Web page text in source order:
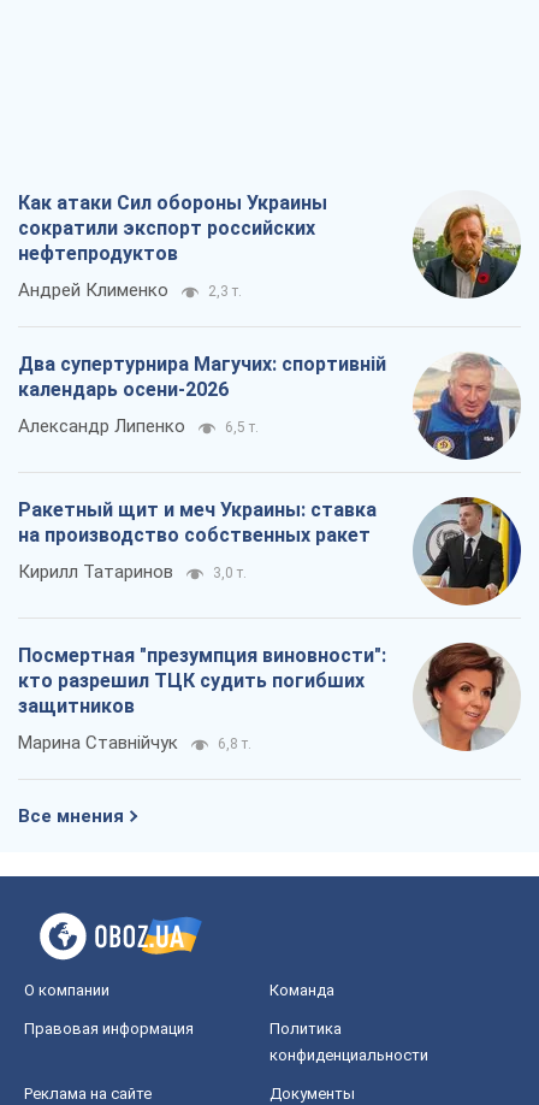
Как атаки Сил обороны Украины
сократили экспорт российских
нефтепродуктов
Андрей Клименко 2,3 т.
Два супертурнира Магучих: спортивній
календарь осени-2026
Александр Липенко 6,5 т.
Ракетный щит и меч Украины: ставка
на производство собственных ракет
Кирилл Татаринов 3,0 т.
Посмертная "презумпция виновности":
кто разрешил ТЦК судить погибших
защитников
Марина Ставнійчук 6,8 т.
Все мнения
О компании Команда
Правовая информация
Политика
конфиденциальности
Реклама на сайте Документы